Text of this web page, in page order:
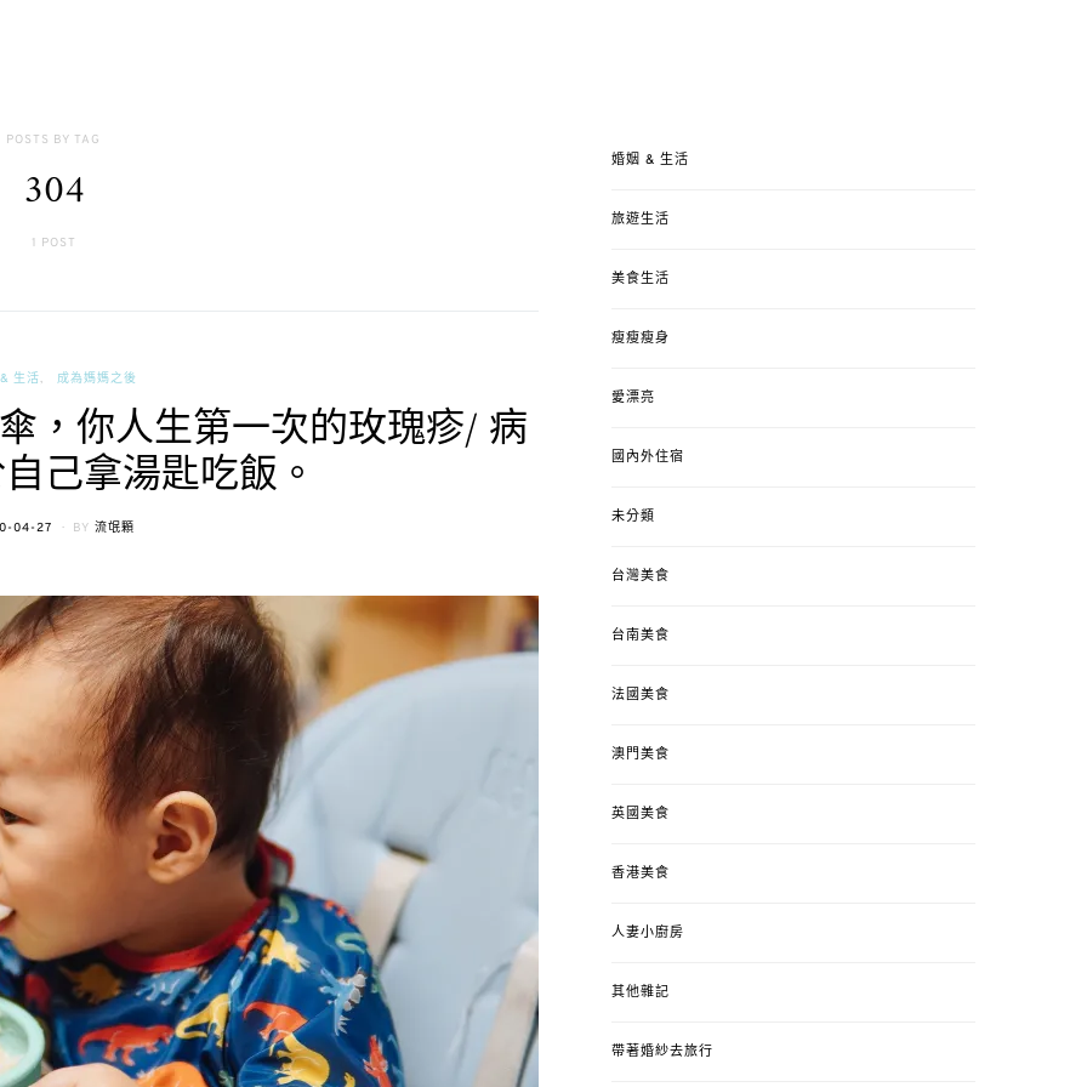
POSTS BY TAG
304
1 POST
生活 成為媽媽之後
，你人生第一次的玫瑰疹/ 病
己拿湯匙吃飯。
04-27 BY 流氓顆
婚姻 & 生活
旅遊生活
美食生活
瘦瘦瘦身
愛漂亮
國內外住宿
未分類
台灣美食
台南美食
法國美食
澳門美食
英國美食
香港美食
人妻小廚房
其他雜記
帶著婚紗去旅行